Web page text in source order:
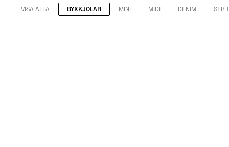
VISA ALLA BYXKJOLAR MINI MIDI DENIM STR